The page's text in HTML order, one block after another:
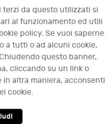
sulle crisi
i diritti riservati.
da questo utilizzati si
al funzionamento ed utili
policy. Se vuoi saperne
a tutti o ad alcuni cookie,
questo banner,
cliccando su un link o
altra maniera, acconsenti
cookie.